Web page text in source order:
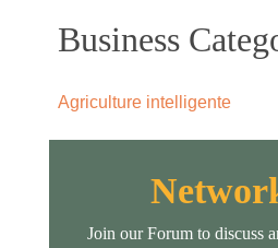
Business
Agriculture intelligente
Join our Forum to discuss